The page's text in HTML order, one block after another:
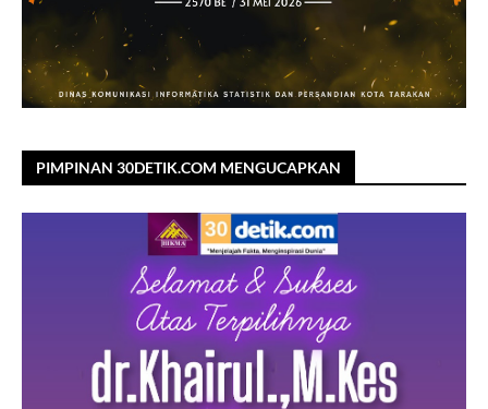
PIMPINAN 30DETIK.COM MENGUCAPKAN